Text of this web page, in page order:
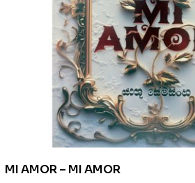
MI AMOR – MI AMOR